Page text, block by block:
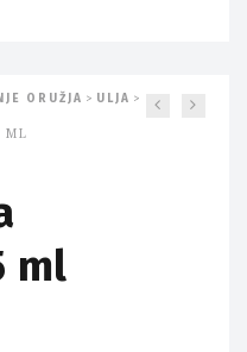
ORUŽJA > ULJA >
ML
ml